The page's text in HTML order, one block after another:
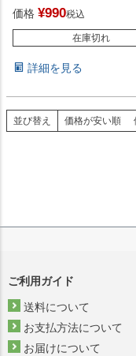
価格 ¥990税込
在庫切れ
詳細を見る
並び替え 価格が安い順
ご利用ガイド
送料について
お支払方法について
お届けについて